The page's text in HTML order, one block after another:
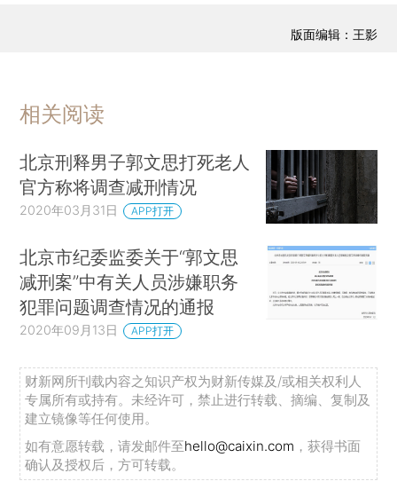
版面编辑：王影
相关阅读
北京刑释男子郭文思打死老人
官方称将调查减刑情况
2020年03月31日 APP打开
北京市纪委监委关于“郭文思
减刑案”中有关人员涉嫌职务
犯罪问题调查情况的通报
2020年09月13日 APP打开
财新网所刊载内容之知识产权为财新传媒及/或相关权利人
专属所有或持有。未经许可，禁止进行转载、摘编、复制及
建立镜像等任何使用。
如有意愿转载，请发邮件至hello@caixin.com ，获得书面
确认及授权后，方可转载。